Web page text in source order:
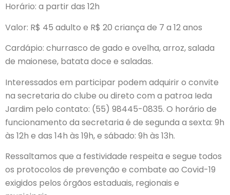
Horário: a partir das 12h
Valor: R$ 45 adulto e R$ 20 criança de 7 a 12 anos
Cardápio: churrasco de gado e ovelha, arroz, salada
de maionese, batata doce e saladas.
Interessados em participar podem adquirir o convite
na secretaria do clube ou direto com a patroa Ieda
Jardim pelo contato: (55) 98445-0835. O horário de
funcionamento da secretaria é de segunda a sexta: 9h
às 12h e das 14h às 19h, e sábado: 9h às 13h.
Ressaltamos que a festividade respeita e segue todos
os protocolos de prevenção e combate ao Covid-19
exigidos pelos órgãos estaduais, regionais e